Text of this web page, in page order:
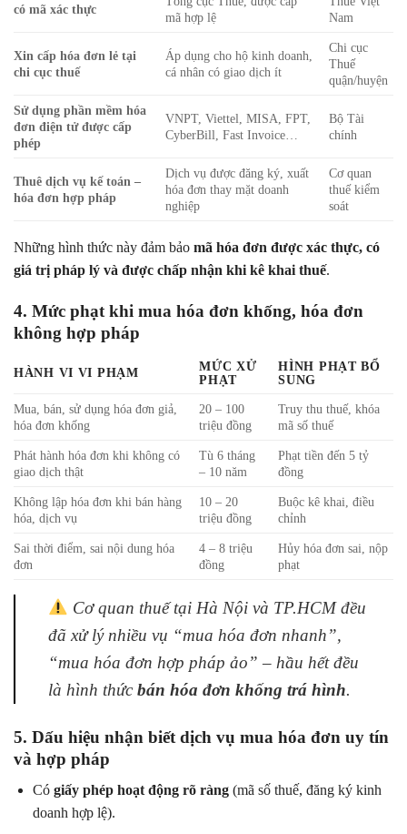
có mã xác thực
mã hợp lệ
Nam
Xin cấp hóa đơn lẻ tại
chi cục thuế
Áp dụng cho hộ kinh doanh,
cá nhân có giao dịch ít
Chi cục
Thuế
quận/huyện
Sử dụng phần mềm hóa
đơn điện tử được cấp
phép
VNPT, Viettel, MISA, FPT,
CyberBill, Fast Invoice…
Bộ Tài
chính
Thuê dịch vụ kế toán –
hóa đơn hợp pháp
Dịch vụ được đăng ký, xuất
hóa đơn thay mặt doanh
nghiệp
Cơ quan
thuế kiểm
soát
Những hình thức này đảm bảo mã hóa đơn được xác thực, có
giá trị pháp lý và được chấp nhận khi kê khai thuế.
4. Mức phạt khi mua hóa đơn khống, hóa đơn
không hợp pháp
HÀNH VI VI PHẠM
MỨC XỬ
PHẠT
HÌNH PHẠT BỔ
SUNG
Mua, bán, sử dụng hóa đơn giả,
hóa đơn khống
20 – 100
triệu đồng
Truy thu thuế, khóa
mã số thuế
Phát hành hóa đơn khi không có
giao dịch thật
Tù 6 tháng
– 10 năm
Phạt tiền đến 5 tỷ
đồng
Không lập hóa đơn khi bán hàng
hóa, dịch vụ
10 – 20
triệu đồng
Buộc kê khai, điều
chỉnh
Sai thời điểm, sai nội dung hóa
đơn
4 – 8 triệu
đồng
Hủy hóa đơn sai, nộp
phạt
Cơ quan thuế tại Hà Nội và TP.HCM đều
đã xử lý nhiều vụ “mua hóa đơn nhanh”,
“mua hóa đơn hợp pháp ảo” – hầu hết đều
là hình thức bán hóa đơn khống trá hình.
5. Dấu hiệu nhận biết dịch vụ mua hóa đơn uy tín
và hợp pháp
Có giấy phép hoạt động rõ ràng(mã số thuế, đăng ký kinh
doanh hợp lệ).